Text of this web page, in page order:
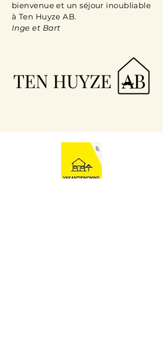
bienvenue et un séjour inoubliable
à Ten Huyze AB.
Inge et Bart